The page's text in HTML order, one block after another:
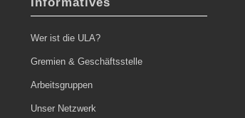
Wer ist die ULA?
Gremien & Geschäftsstelle
Arbeitsgruppen
Unser Netzwerk